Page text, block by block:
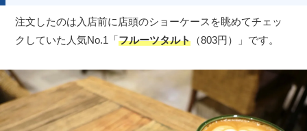
注文したのは入店前に店頭のショーケースを眺めてチェッ
クしていた人気No.1「フルーツタルト （803円）」です。